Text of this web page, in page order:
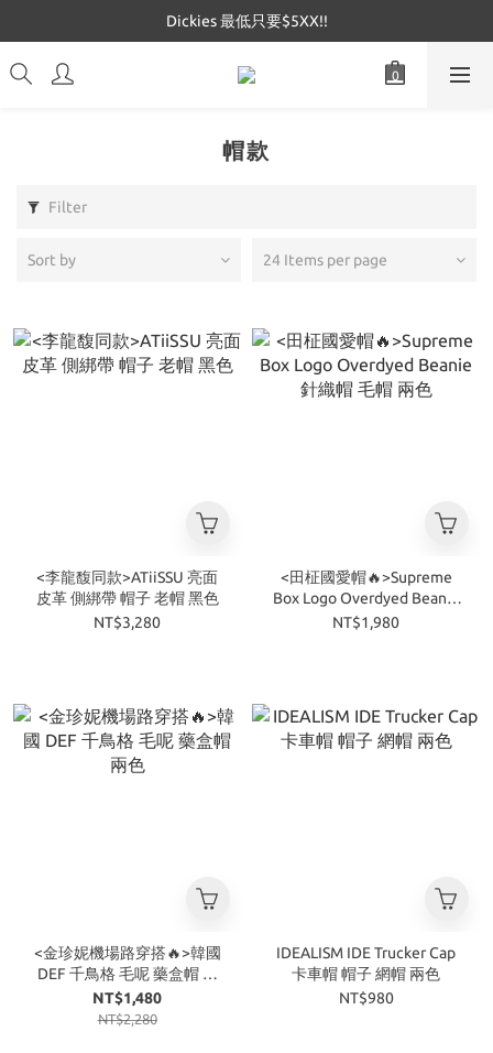
Dickies 最低只要$5XX!!
Dickies 最低只要$5XX!!
Mucent 全網最低🔥
帽款
Filter
Sort by 24 Items per page
<李龍馥同款>ATiiSSU 亮面
皮革 側綁帶 帽子 老帽 黑色
NT$3,280
<田柾國愛帽🔥>Supreme
Box Logo Overdyed Beanie
針織帽 毛帽 兩色
NT$1,980
<金珍妮機場路穿搭🔥>韓國
DEF 千鳥格 毛呢 藥盒帽 兩
色
NT$1,480
NT$2,280
IDEALISM IDE Trucker Cap
卡車帽 帽子 網帽 兩色
NT$980